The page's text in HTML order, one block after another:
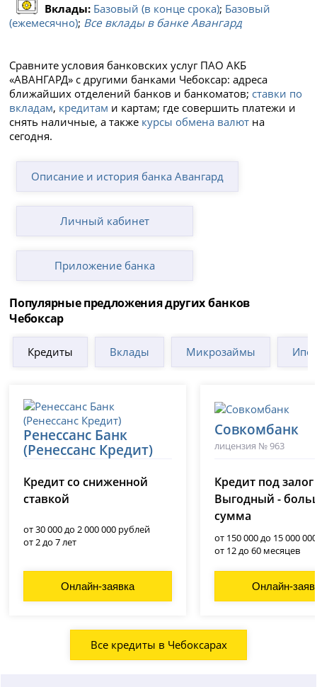
Вклады: Базовый (в конце срока); Базовый
(ежемесячно); Все вклады в банке Авангард
Сравните условия банковских услуг ПАО АКБ
«АВАНГАРД» с другими банками Чебоксар: адреса
ближайших отделений банков и банкоматов; ставки по
вкладам, кредитам и картам; где совершить платежи и
снять наличные, а также курсы обмена валют на
сегодня.
Описание и история банка Авангард
Личный кабинет
Приложение банка
Популярные предложения других банков
Чебоксар
Кредиты Вклады Микрозаймы
Ренессанс Банк
(Ренессанс Кредит)
Кредит со сниженной
ставкой
от 30 000 до 2 000 000 рублей
от 2 до 7 лет
Онлайн-заявка
Совкомбанк
лицензия № 963
Кредит под залог
Выгодный -
сумма
от 150 000 до 15 000
от 12 до 60 месяцев
Онлайн-
Все кредиты в Чебоксарах